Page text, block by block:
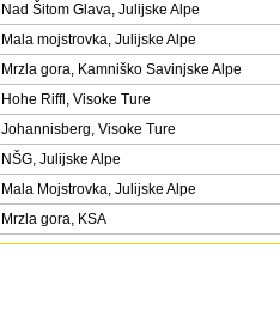
Nad Šitom Glava, Julijske Alpe
Mala mojstrovka, Julijske Alpe
Mrzla gora, Kamniško Savinjske Alpe
Hohe Riffl, Visoke Ture
Johannisberg, Visoke Ture
NŠG, Julijske Alpe
Mala Mojstrovka, Julijske Alpe
Mrzla gora, KSA